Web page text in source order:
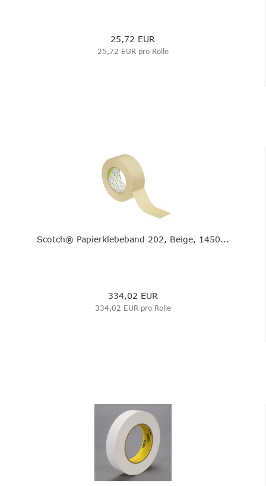
25,72 EUR
25,72 EUR pro Rolle
Scotch® Papierklebeband 202, Beige, 1450...
334,02 EUR
334,02 EUR pro Rolle